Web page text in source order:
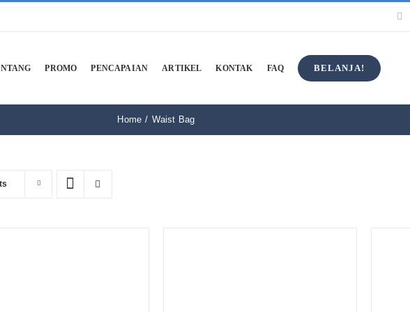
PROMO PENCAPAIAN ARTIKEL KONTAK FAQ BELANJA!
Home Waist Bag